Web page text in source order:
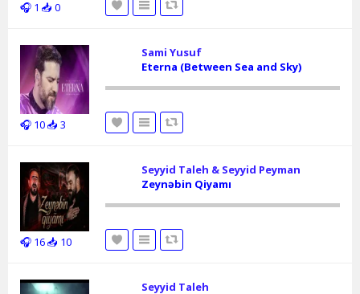
🎧 1 📥 0
🎧 10📥 3
Sami Yusuf
Eterna (Between Sea and Sky)
🎧 16📥 10
Seyyid Taleh & Seyyid Peyman
Zeynəbin Qiyamı
Seyyid Taleh